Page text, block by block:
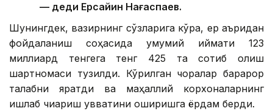
— деди Ерсайин Нағаспаев.
Шунингдек, вазирнинг сўзларига кўра, ер қаъридан
фойдаланиш соҳасида умумий қиймати 123
миллиард тенгега тенг 425 та сотиб олиш
шартномаси тузилди. Кўрилган чоралар барқарор
талабни яратди ва маҳаллий корхоналарнинг
ишлаб чиқариш қувватини оширишга ёрдам берди.